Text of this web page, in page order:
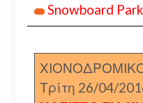
Snowboard
Τρίτη 26/04/